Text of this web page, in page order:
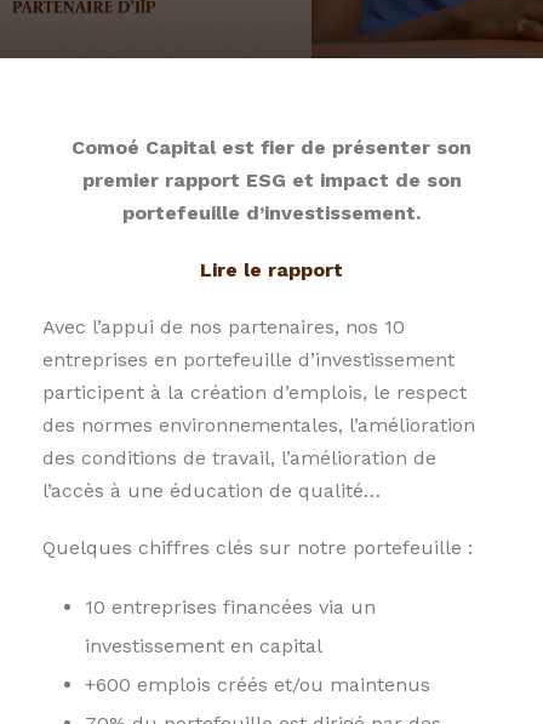
Comoé Capital est fier de présenter son
premier rapport ESG et impact de son
portefeuille d’investissement.
Lire le rapport
Avec l’appui de nos partenaires, nos 10
entreprises en portefeuille d’investissement
participent à la création d’emplois, le respect
des normes environnementales, l’amélioration
des conditions de travail, l’amélioration de
l’accès à une éducation de qualité…
Quelques chiffres clés sur notre portefeuille :
10 entreprises financées via un
investissement en capital
+600 emplois créés et/ou maintenus